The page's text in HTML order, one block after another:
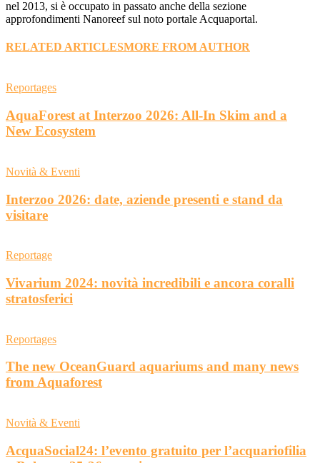
nel 2013, si è occupato in passato anche della sezione
approfondimenti Nanoreef sul noto portale Acquaportal.
RELATED ARTICLESMORE FROM AUTHOR
Reportages
AquaForest at Interzoo 2026: All-In Skim and a
New Ecosystem
Novità & Eventi
Interzoo 2026: date, aziende presenti e stand da
visitare
Reportage
Vivarium 2024: novità incredibili e ancora coralli
stratosferici
Reportages
The new OceanGuard aquariums and many news
from Aquaforest
Novità & Eventi
AcquaSocial24: l’evento gratuito per l’acquariofilia